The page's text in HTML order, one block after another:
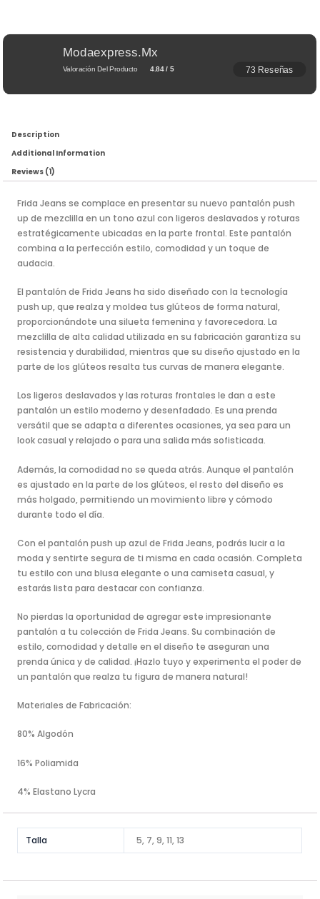
Description
Additional Information
Reviews (1)
Frida Jeans se complace en presentar su nuevo pantalón push
up de mezclilla en un tono azul con ligeros deslavados y roturas
estratégicamente ubicadas en la parte frontal. Este pantalón
combina a la perfección estilo, comodidad y un toque de
audacia.
El pantalón de Frida Jeans ha sido diseñado con la tecnología
push up, que realza y moldea tus glúteos de forma natural,
proporcionándote una silueta femenina y favorecedora. La
mezclilla de alta calidad utilizada en su fabricación garantiza su
resistencia y durabilidad, mientras que su diseño ajustado en la
parte de los glúteos resalta tus curvas de manera elegante.
Los ligeros deslavados y las roturas frontales le dan a este
pantalón un estilo moderno y desenfadado. Es una prenda
versátil que se adapta a diferentes ocasiones, ya sea para un
look casual y relajado o para una salida más sofisticada.
Además, la comodidad no se queda atrás. Aunque el pantalón
es ajustado en la parte de los glúteos, el resto del diseño es
más holgado, permitiendo un movimiento libre y cómodo
durante todo el día.
Con el pantalón push up azul de Frida Jeans, podrás lucir a la
moda y sentirte segura de ti misma en cada ocasión. Completa
tu estilo con una blusa elegante o una camiseta casual, y
estarás lista para destacar con confianza.
No pierdas la oportunidad de agregar este impresionante
pantalón a tu colección de Frida Jeans. Su combinación de
estilo, comodidad y detalle en el diseño te aseguran una
prenda única y de calidad. ¡Hazlo tuyo y experimenta el poder de
un pantalón que realza tu figura de manera natural!
Materiales de Fabricación:
80% Algodón
16% Poliamida
4% Elastano Lycra
Talla 5, 7, 9, 11, 13
Modaexpress.mx
Valoración Del Producto 4.84 / 5 73 Reseñas